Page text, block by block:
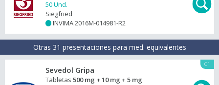
50 Und.
Siegfried
INVIMA 2016M-014981-R2
Otras 31 presentaciones para med. equivalentes
C1
Sevedol Gripa
Tabletas 500 mg + 10 mg + 5 mg